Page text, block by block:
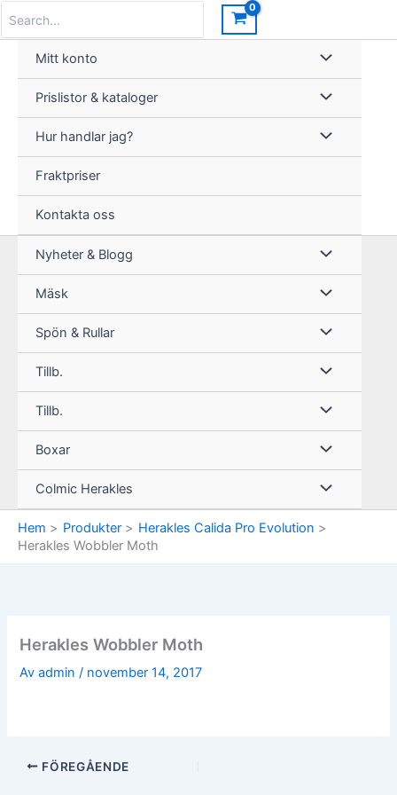
innehåll
for:
Mitt konto
Prislistor & kataloger
Hur handlar jag?
Fraktpriser
Kontakta oss
Nyheter & Blogg
Mäsk
Spön & Rullar
Tillb.
Tillb.
Boxar
Colmic Herakles
Hem Produkter
Herakles Calida Pro Evolution
Herakles Wobbler Moth
Herakles Wobbler Moth
Avadmin/ november 14, 2017
FÖREGÅENDE